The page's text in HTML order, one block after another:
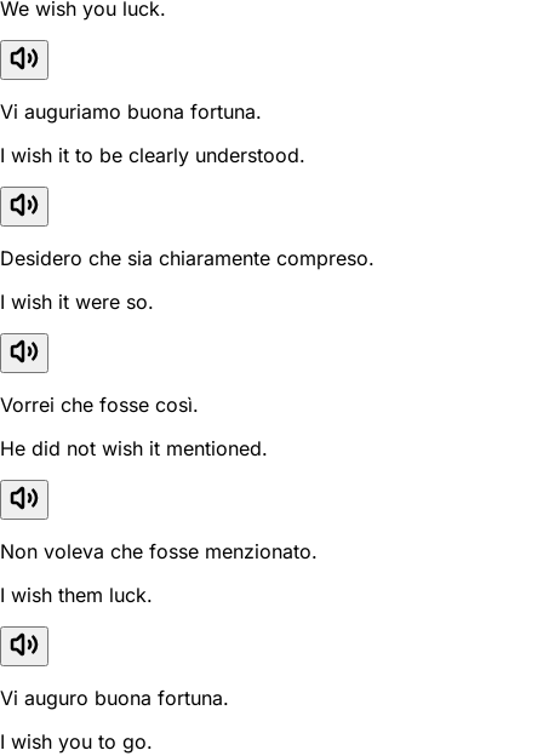
We wish you luck.
Vi auguriamo buona fortuna.
I wish it to be clearly understood.
Desidero che sia chiaramente compreso.
I wish it were so.
Vorrei che fosse così.
He did not wish it mentioned.
Non voleva che fosse menzionato.
I wish them luck.
Vi auguro buona fortuna.
I wish you to go.